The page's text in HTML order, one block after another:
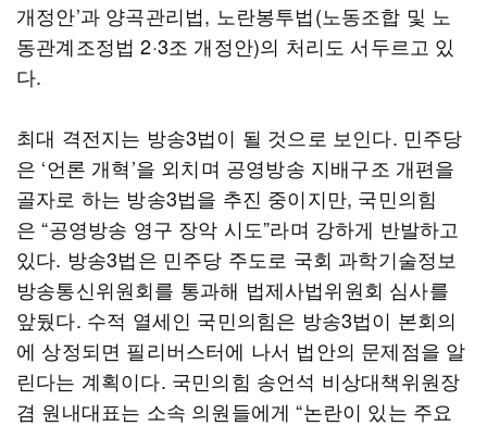
개정안’과 양곡관리법, 노란봉투법(노동조합 및 노
동관계조정법 2·3조 개정안)의 처리도 서두르고 있
다.
최대 격전지는 방송3법이 될 것으로 보인다. 민주당
은 ‘언론 개혁’을 외치며 공영방송 지배구조 개편을
골자로 하는 방송3법을 추진 중이지만, 국민의힘
은 “공영방송 영구 장악 시도”라며 강하게 반발하고
있다. 방송3법은 민주당 주도로 국회 과학기술정보
방송통신위원회를 통과해 법제사법위원회 심사를
앞뒀다. 수적 열세인 국민의힘은 방송3법이 본회의
에 상정되면 필리버스터에 나서 법안의 문제점을 알
린다는 계획이다. 국민의힘 송언석 비상대책위원장
겸 원내대표는 소속 의원들에게 “논란이 있는 주요